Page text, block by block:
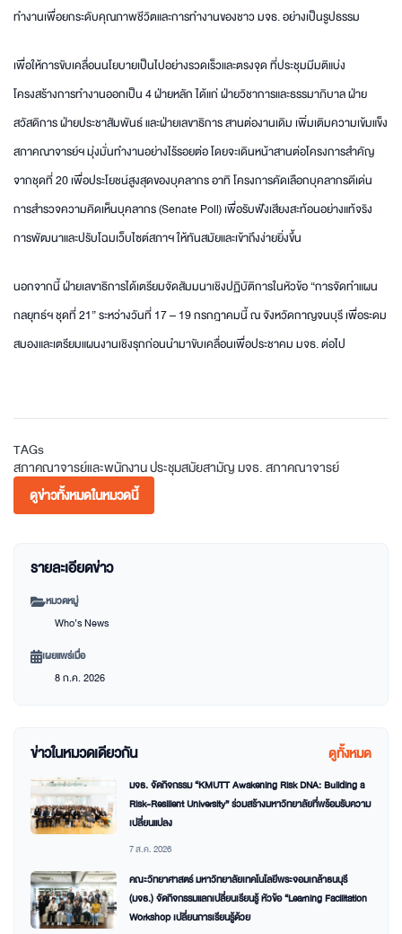
ทำงานเพื่อยกระดับคุณภาพชีวิตและการทำงานของชาว มจธ. อย่างเป็นรูปธรรม
เพื่อให้การขับเคลื่อนนโยบายเป็นไปอย่างรวดเร็วและตรงจุด ที่ประชุมมีมติแบ่ง
โครงสร้างการทำงานออกเป็น 4 ฝ่ายหลัก ได้แก่ ฝ่ายวิชาการและธรรมาภิบาล ฝ่าย
สวัสดิการ ฝ่ายประชาสัมพันธ์ และฝ่ายเลขาธิการ สานต่องานเดิม เพิ่มเติมความเข้มแข็ง
สภาคณาจารย์ฯ มุ่งมั่นทำงานอย่างไร้รอยต่อ โดยจะเดินหน้าสานต่อโครงการสำคัญ
จากชุดที่ 20 เพื่อประโยชน์สูงสุดของบุคลากร อาทิ โครงการคัดเลือกบุคลากรดีเด่น
การสำรวจความคิดเห็นบุคลากร (Senate Poll) เพื่อรับฟังเสียงสะท้อนอย่างแท้จริง
การพัฒนาและปรับโฉมเว็บไซต์สภาฯ ให้ทันสมัยและเข้าถึงง่ายยิ่งขึ้น
นอกจากนี้ ฝ่ายเลขาธิการได้เตรียมจัดสัมมนาเชิงปฏิบัติการในหัวข้อ “การจัดทำแผน
กลยุทธ์ฯ ชุดที่ 21” ระหว่างวันที่ 17 – 19 กรกฎาคมนี้ ณ จังหวัดกาญจนบุรี เพื่อระดม
สมองและเตรียมแผนงานเชิงรุกก่อนนำมาขับเคลื่อนเพื่อประชาคม มจธ. ต่อไป
TAGs
สภาคณาจารย์และพนักงานประชุมสมัยสามัญมจธ.สภาคณาจารย์
ดูข่าวทั้งหมดในหมวดนี้
รายละเอียดข่าว
หมวดหมู่
Who’s News
เผยแพร่เมื่อ
8 ก.ค. 2026
ข่าวในหมวดเดียวกัน ดูทั้งหมด
มจธ. จัดกิจกรรม “KMUTT Awakening Risk DNA: Building a
Risk-Resilient University” ร่วมสร้างมหาวิทยาลัยที่พร้อมรับความ
เปลี่ยนแปลง
7 ส.ค. 2026
คณะวิทยาศาสตร์ มหาวิทยาลัยเทคโนโลยีพระจอมเกล้าธนบุรี
(มจธ.) จัดกิจกรรมแลกเปลี่ยนเรียนรู้ หัวข้อ “Learning Facilitation
Workshop เปลี่ยนการเรียนรู้ด้วย